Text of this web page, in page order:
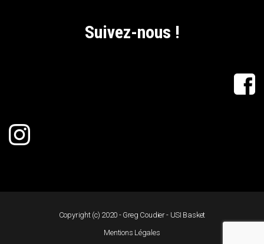
Suivez-nous !
Copyright (c) 2020 - Greg Coudier - USI Basket
Mentions Légales